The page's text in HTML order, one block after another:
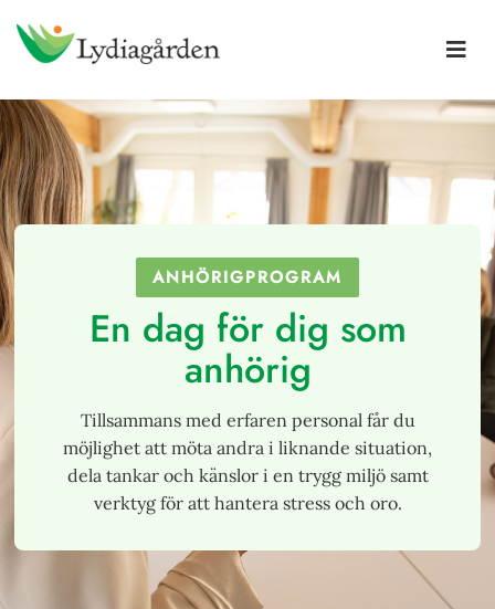
ANHÖRIGPROGRAM
En dag för dig som
anhörig
Tillsammans med erfaren personal får du
möjlighet att möta andra i liknande situation,
dela tankar och känslor i en trygg miljö samt
verktyg för att hantera stress och oro.